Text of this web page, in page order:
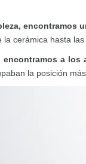
encontramos
cerámica hasta las
encontramos a los
la posición